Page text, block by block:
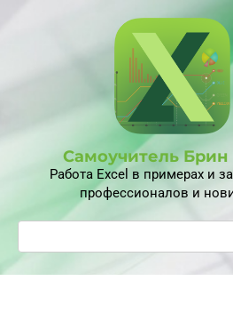
Самоучитель Брин
Работа Excel в примерах и
профессионалов и
Поиск: